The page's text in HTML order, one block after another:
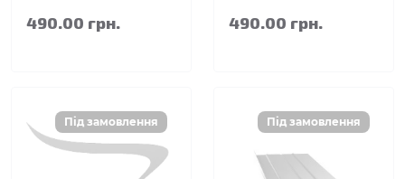
490.00 грн. 490.00 грн.